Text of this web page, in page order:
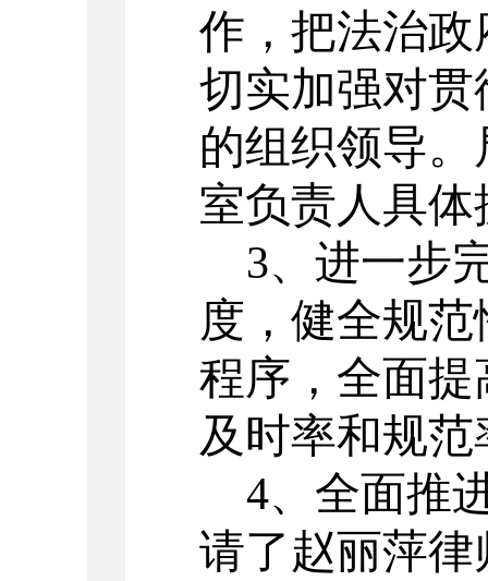
作，把法治
切实加强对
的组织领导
室负责人具
3、 进一步
度，健全规
程序，全面
及时率和规范
4、全面推
请了赵丽萍律